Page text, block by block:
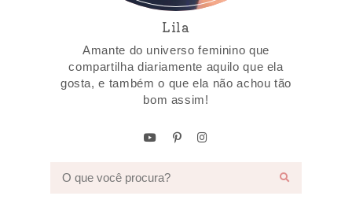
Lila
Amante do universo feminino que
compartilha diariamente aquilo que ela
gosta, e também o que ela não achou tão
bom assim!